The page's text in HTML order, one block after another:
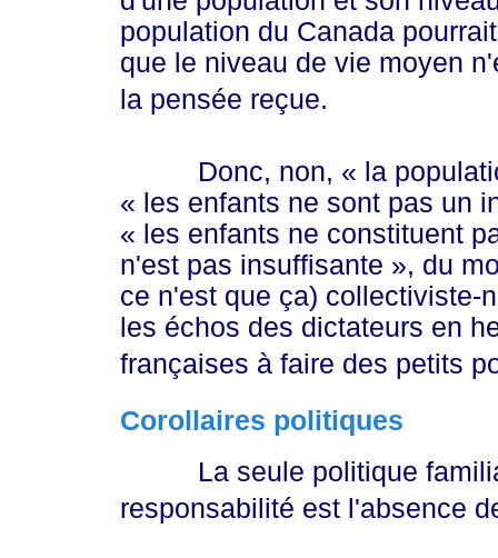
population du Canada
que le niveau de vie moyen
la pensée reçue.
Donc, non, « la
« les enfants ne sont pas un
« les enfants ne constituent
n'est pas insuffisante », du
ce n'est que ça) collectiviste-
les échos des dictateurs en
françaises à faire des petits
Corollaires politiques
La seule politique
responsabilité est l'absence